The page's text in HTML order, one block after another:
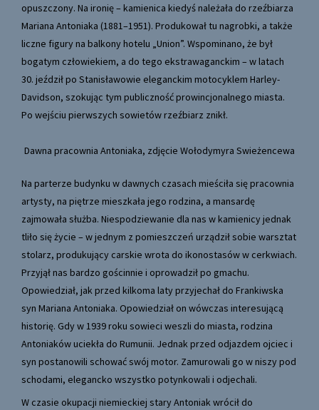
opuszczony. Na ironię – kamienica kiedyś należała do rzeźbiarza
Mariana Antoniaka (1881–1951). Produkował tu nagrobki, a także
liczne figury na balkony hotelu „Union”. Wspominano, że był
bogatym człowiekiem, a do tego ekstrawaganckim – w latach
30. jeździł po Stanisławowie eleganckim motocyklem Harley-
Davidson, szokując tym publiczność prowincjonalnego miasta.
Po wejściu pierwszych sowietów rzeźbiarz znikł.
Dawna pracownia Antoniaka, zdjęcie Wołodymyra Swieżencewa
Na parterze budynku w dawnych czasach mieściła się pracownia
artysty, na piętrze mieszkała jego rodzina, a mansardę
zajmowała służba. Niespodziewanie dla nas w kamienicy jednak
tliło się życie – w jednym z pomieszczeń urządził sobie warsztat
stolarz, produkujący carskie wrota do ikonostasów w cerkwiach.
Przyjął nas bardzo gościnnie i oprowadził po gmachu.
Opowiedział, jak przed kilkoma laty przyjechał do Frankiwska
syn Mariana Antoniaka. Opowiedział on wówczas interesującą
historię. Gdy w 1939 roku sowieci weszli do miasta, rodzina
Antoniaków uciekła do Rumunii. Jednak przed odjazdem ojciec i
syn postanowili schować swój motor. Zamurowali go w niszy pod
schodami, elegancko wszystko potynkowali i odjechali.
W czasie okupacji niemieckiej stary Antoniak wrócił do